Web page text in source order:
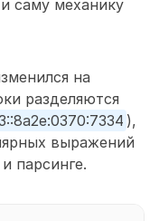
саму механику
на
разделяются
),
выражений
парсинге.